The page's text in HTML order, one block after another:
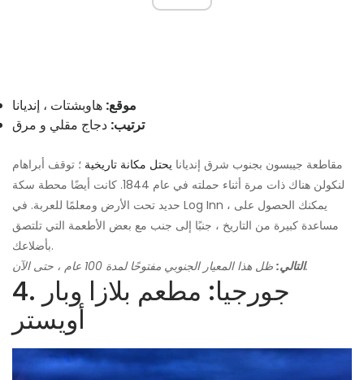
موقع: هاوبشتات ، إنديانا
ترتيب: دجاج مقلي و مرق
مقاطعة جيبسون بجنوب شرق إنديانا يحتل مكانة تاريخية ؛ توقف أبراهام
لنكولن هناك ذات مرة أثناء حملته في عام 1844. كانت أيضًا محطة سكة
حديد تحت الأرض ومعلمًا للعربة. في Log Inn ، يمكنك الحصول على
مساعدة كبيرة من التاريخ ، جنبًا إلى جنب مع بعض الأطعمة التي تلتصق
بأضلاعك.
التالي:ظل هذا المعيار الجنوبي مفتوحًا لمدة 100 عام ، حتى الآن.
4. جورجيا: مطعم بلازا وبار
أويستر